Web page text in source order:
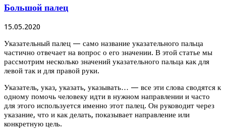
Большой палец
15.05.2020
Указательный палец — само название указательного пальца
частично отвечает на вопрос о его значении. В этой статье мы
рассмотрим несколько значений указательного пальца как для
левой так и для правой руки.
Указатель, указ, указать, указывать… — все эти слова сводятся к
одному помочь человеку идти в нужном направлении и часто
для этого используется именно этот палец. Он руководит через
указание, что и как делать, показывает направление или
конкретную цель.